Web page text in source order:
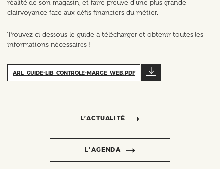
réalité de son magasin, et faire preuve d'une plus grande
clairvoyance face aux défis financiers du métier.
Trouvez ci dessous le guide à télécharger et obtenir toutes les
informations nécessaires !
ARL_GUIDE-LIB_CONTROLE-MARGE_WEB.PDF
L’ACTUALITÉ
L’AGENDA